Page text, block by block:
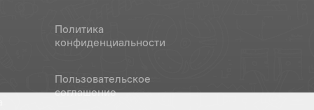
Политика
конфиденциальности
Пользовательское
соглашение